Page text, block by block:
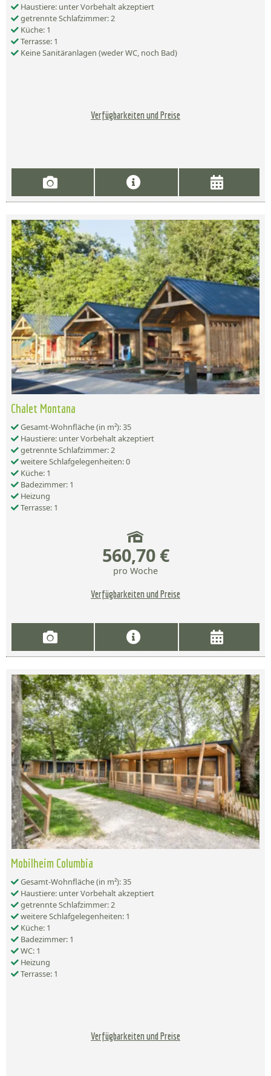
Haustiere: unter Vorbehalt akzeptiert
getrennte Schlafzimmer: 2
Küche: 1
Terrasse: 1
Keine Sanitäranlagen (weder WC, noch Bad)
Verfügbarkeiten und Preise
Chalet Montana
Gesamt-Wohnfläche (in m²): 35
Haustiere: unter Vorbehalt akzeptiert
getrennte Schlafzimmer: 2
weitere Schlafgelegenheiten: 0
Küche: 1
Badezimmer: 1
Heizung
Terrasse: 1
560,70 €
pro Woche
Verfügbarkeiten und Preise
Mobilheim Columbia
Gesamt-Wohnfläche (in m²): 35
Haustiere: unter Vorbehalt akzeptiert
getrennte Schlafzimmer: 2
weitere Schlafgelegenheiten: 1
Küche: 1
Badezimmer: 1
WC: 1
Heizung
Terrasse: 1
Verfügbarkeiten und Preise